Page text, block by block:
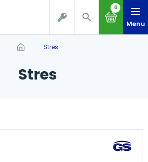
0
Menu
stres
stres